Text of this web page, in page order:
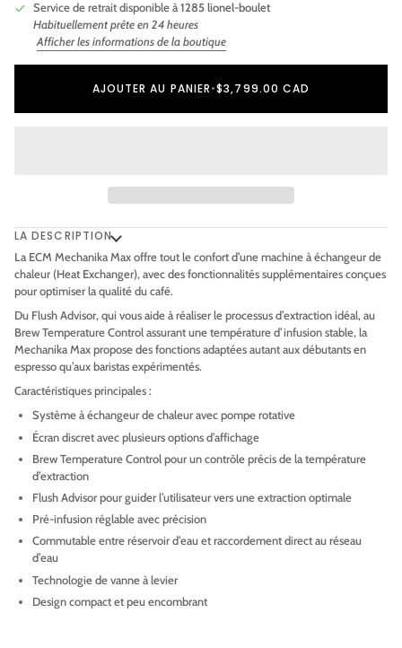
Service de retrait disponible à1285 lionel-boulet
Habituellement prête en 24 heures
Afficher les informations de la boutique
AJOUTER AU PANIER•$3,799.00 CAD
LA DESCRIPTION
La ECM Mechanika Max offre tout le confort d’une machine à échangeur de
chaleur (Heat Exchanger), avec des fonctionnalités supplémentaires conçues
pour optimiser la qualité du café.
Du Flush Advisor, qui vous aide à réaliser le processus d’extraction idéal, au
Brew Temperature Control assurant une température d’infusion stable, la
Mechanika Max propose des fonctions adaptées autant aux débutants en
espresso qu’aux baristas expérimentés.
Caractéristiques principales :
Système à échangeur de chaleur avec pompe rotative
Écran discret avec plusieurs options d’affichage
Brew Temperature Control pour un contrôle précis de la température
d’extraction
Flush Advisor pour guider l’utilisateur vers une extraction optimale
Pré-infusion réglable avec précision
Commutable entre réservoir d’eau et raccordement direct au réseau
d’eau
Technologie de vanne à levier
Design compact et peu encombrant